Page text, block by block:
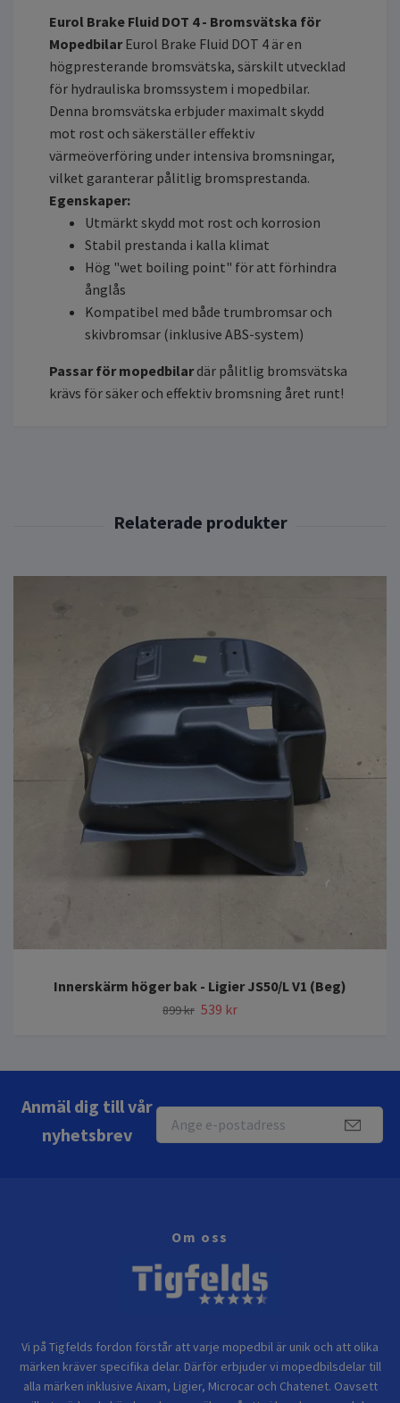
Eurol Brake Fluid DOT 4 - Bromsvätska för
MopedbilarEurol Brake Fluid DOT 4 är en
högpresterande bromsvätska, särskilt utvecklad
för hydrauliska bromssystem i mopedbilar.
Denna bromsvätska erbjuder maximalt skydd
mot rost och säkerställer effektiv
värmeöverföring under intensiva bromsningar,
vilket garanterar pålitlig bromsprestanda.
Egenskaper:
Utmärkt skydd mot rost och korrosion
Stabil prestanda i kalla klimat
Hög "wet boiling point" för att förhindra
ånglås
Kompatibel med både trumbromsar och
skivbromsar (inklusive ABS-system)
Passar för mopedbilardär pålitlig bromsvätska
krävs för säker och effektiv bromsning året runt!
Innerskärm höger bak - Ligier JS50/L V1 (Beg)
899 kr 539 kr
Anmäl dig till vår
nyhetsbrev
Om oss
Vi på Tigfelds fordon förstår att varje mopedbil är unik och att olika
märken kräver specifika delar. Därför erbjuder vi mopedbilsdelar till
alla märken inklusive Aixam, Ligier, Microcar och Chatenet. Oavsett